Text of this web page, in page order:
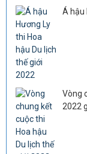
Á hậu
Vòng
2022